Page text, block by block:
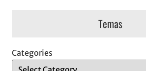
Temas
Categories